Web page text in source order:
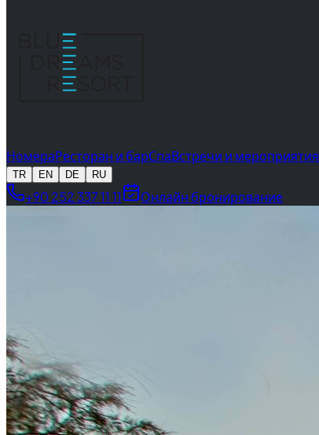
НомераРесторан и барСпаВстречи и мероприятия
TR EN DE RU
+90 252 337 11 11 Онлайн бронирование